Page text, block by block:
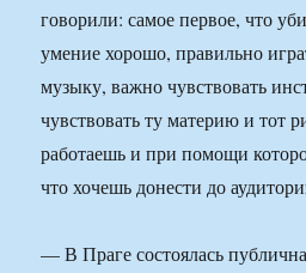
говорили: самое первое, что
умение хорошо, правильно
музыку, важно чувствовать
чувствовать ту материю и тот
работаешь и при помощи
что хочешь донести до
— В Праге состоялась